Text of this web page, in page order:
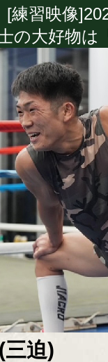
[練習映像
の大好物は
三迫)